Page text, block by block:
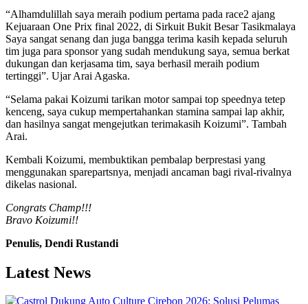
“Alhamdulillah saya meraih podium pertama pada race2 ajang
Kejuaraan One Prix final 2022, di Sirkuit Bukit Besar Tasikmalaya
Saya sangat senang dan juga bangga terima kasih kepada seluruh
tim juga para sponsor yang sudah mendukung saya, semua berkat
dukungan dan kerjasama tim, saya berhasil meraih podium
tertinggi”. Ujar Arai Agaska.
“Selama pakai Koizumi tarikan motor sampai top speednya tetep
kenceng, saya cukup mempertahankan stamina sampai lap akhir,
dan hasilnya sangat mengejutkan terimakasih Koizumi”. Tambah
Arai.
Kembali Koizumi, membuktikan pembalap berprestasi yang
menggunakan sparepartsnya, menjadi ancaman bagi rival-rivalnya
dikelas nasional.
Congrats Champ!!!
Bravo Koizumi!!
Penulis, Dendi Rustandi
Latest News